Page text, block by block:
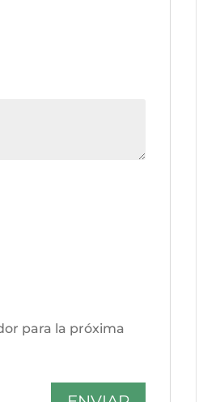
para la próxima